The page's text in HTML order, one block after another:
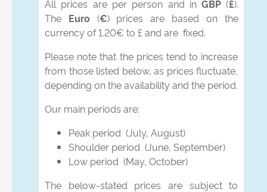
All prices are per person and inGBP (£).
The Euro(€) prices are based on the
currency of 1.20€ to £ and are fixed.
Please note that the prices tend to increase
from those listed below, as prices fluctuate,
depending on the availability and the period.
Our main periods are:
Peak period (July, August)
Shoulder period (June, September)
Low period (May, October)
The below-stated prices are subject to